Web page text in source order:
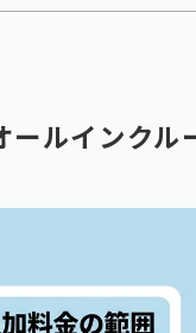
ールインクル